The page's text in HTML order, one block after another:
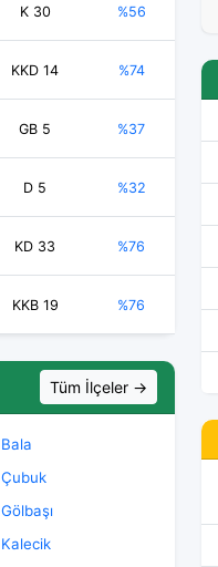
K 30 %56
KKD 14 %74
GB 5 %37
D 5 %32
KD 33 %76
KKB 19 %76
Tüm İlçeler →
Bala
Çubuk
Gölbaşı
Kalecik